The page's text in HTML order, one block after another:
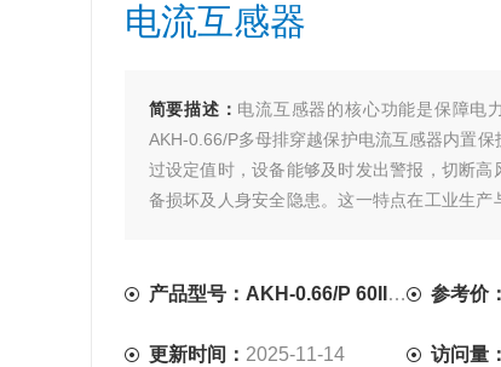
电流互感器
简要描述： 电流互感器的核心功能是保障电
AKH-0.66/P多母排穿越保护电流互感器内置保
过设定值时，设备能够及时发出警报，切断高
备损坏及人身安全隐患。这一特点在工业生产
产品型号：AKH-0.66/P 60III 800/5A 参考价：
更新时间： 2025-11-14 访问量：